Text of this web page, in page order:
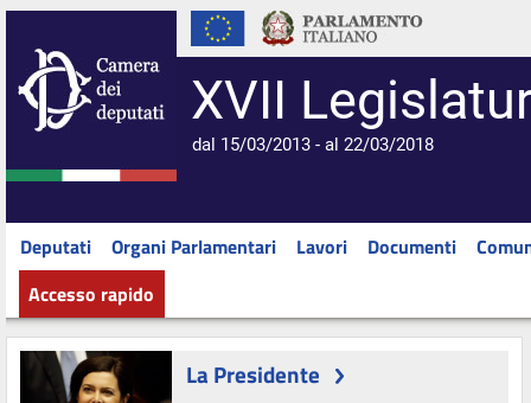
XVII
dal 15/03/2013 - al 22/03/2018
Deputati Organi Parlamentari Lavori Documenti
Accesso rapido
La Presidente